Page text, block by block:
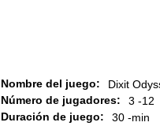
Nombre del juego:
Dixit
Número de jugadores:
3 -12
Duración de juego:
30 -min